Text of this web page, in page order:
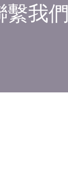
繫我